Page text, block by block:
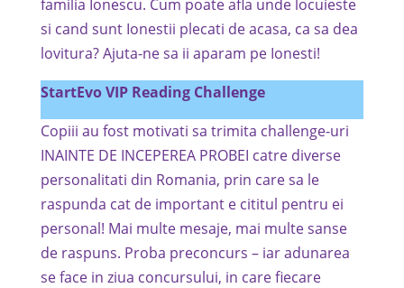
familia Ionescu. Cum poate afla unde locuieste
si cand sunt Ionestii plecati de acasa, ca sa dea
lovitura? Ajuta-ne sa ii aparam pe Ionesti!
StartEvo VIP Reading Challenge
Copiii au fost motivati sa trimita challenge-uri
INAINTE DE INCEPEREA PROBEI catre diverse
personalitati din Romania, prin care sa le
raspunda cat de important e cititul pentru ei
personal! Mai multe mesaje, mai multe sanse
de raspuns. Proba preconcurs – iar adunarea
se face in ziua concursului, in care fiecare